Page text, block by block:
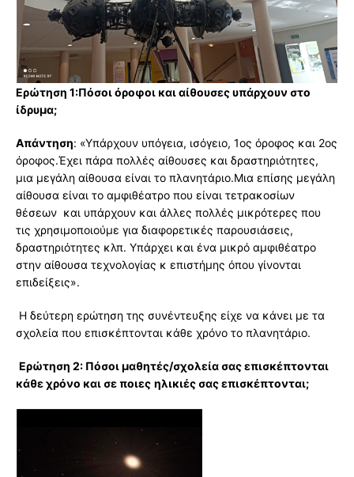
Ερώτηση 1:Πόσοι όροφοι και αίθουσες υπάρχουν στο
ίδρυμα;
Απάντηση: «Υπάρχουν υπόγεια, ισόγειο, 1ος όροφος και 2ος
όροφος.Έχει πάρα πολλές αίθουσες και δραστηριότητες,
μια μεγάλη αίθουσα είναι το πλανητάριο.Μια επίσης μεγάλη
αίθουσα είναι το αμφιθέατρο που είναι τετρακοσίων
θέσεων και υπάρχουν και άλλες πολλές μικρότερες που
τις χρησιμοποιούμε για διαφορετικές παρουσιάσεις,
δραστηριότητες κλπ. Υπάρχει και ένα μικρό αμφιθέατρο
στην αίθουσα τεχνολογίας κ επιστήμης όπου γίνονται
επιδείξεις».
Η δεύτερη ερώτηση της συνέντευξης είχε να κάνει με τα
σχολεία που επισκέπτονται κάθε χρόνο το πλανητάριο.
Ερώτηση 2: Πόσοι μαθητές/σχολεία σας επισκέπτονται
κάθε χρόνο και σε ποιες ηλικιές σας επισκέπτονται;